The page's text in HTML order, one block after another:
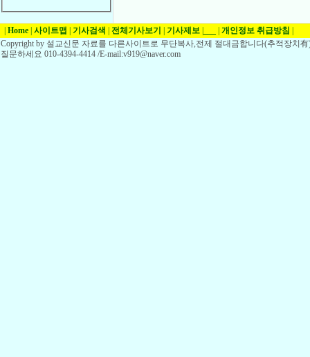
Home 사이트맵 기사검색 전체기사보기 기사제보 개인정보 취급방침
Copyright by 설교신문 자료를 다른사이트로 무단복사,전제 절대금합니다(추적장치
질문하세요 010-4394-4414 /E-mail:v919@naver.com